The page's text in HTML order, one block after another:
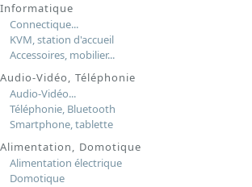
Informatique
Connectique...
KVM, station d'accueil
Accessoires, mobilier...
Audio-Vidéo, Téléphonie
Audio-Vidéo...
Téléphonie, Bluetooth
Smartphone, tablette
Alimentation, Domotique
Alimentation électrique
Domotique